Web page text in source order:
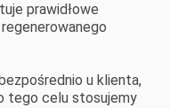
prawidłowe
u klienta,
tego celu stosujemy